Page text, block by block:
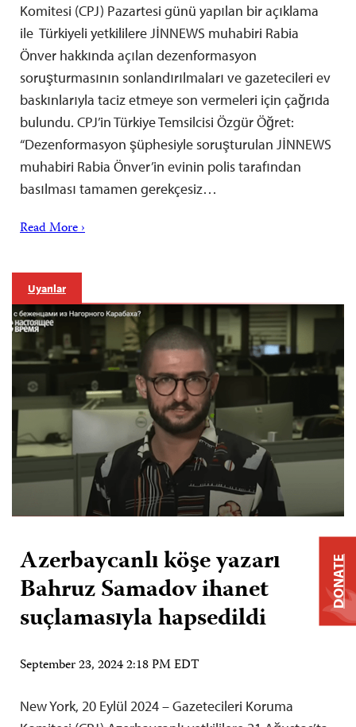
Komitesi (CPJ) Pazartesi günü yapılan bir açıklama
ile Türkiyeli yetkililere JİNNEWS muhabiri Rabia
Önver hakkında açılan dezenformasyon
soruşturmasının sonlandırılmaları ve gazetecileri ev
baskınlarıyla taciz etmeye son vermeleri için çağrıda
bulundu. CPJ’in Türkiye Temsilcisi Özgür Öğret:
“Dezenformasyon şüphesiyle soruşturulan JİNNEWS
muhabiri Rabia Önver’in evinin polis tarafından
basılması tamamen gerekçesiz…
Read More ›
Uyarılar
Azerbaycanlı köşe yazarı
Bahruz Samadov ihanet
suçlamasıyla hapsedildi
September 23, 2024 2:18 PM EDT
New York, 20 Eylül 2024 – Gazetecileri Koruma
DONATE